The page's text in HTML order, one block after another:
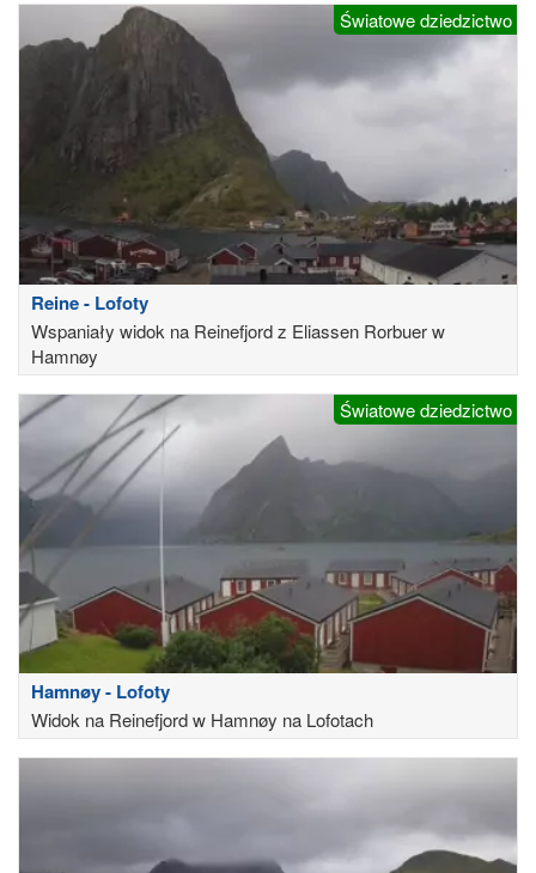
Światowe dziedzictwo
Reine - Lofoty
Wspaniały widok na Reinefjord z Eliassen Rorbuer w
Hamnøy
Światowe dziedzictwo
Hamnøy - Lofoty
Widok na Reinefjord w Hamnøy na Lofotach